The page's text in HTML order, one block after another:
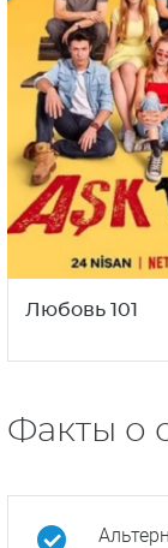
Любовь 101
Факты о